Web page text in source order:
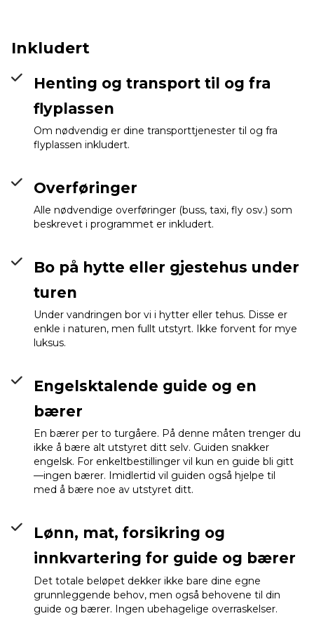
Inkludert
Henting og transport til og fra
flyplassen
Om nødvendig er dine transporttjenester til og fra
flyplassen inkludert.
Overføringer
Alle nødvendige overføringer (buss, taxi, fly osv.) som
beskrevet i programmet er inkludert.
Bo på hytte eller gjestehus under
turen
Under vandringen bor vi i hytter eller tehus. Disse er
enkle i naturen, men fullt utstyrt. Ikke forvent for mye
luksus.
Engelsktalende guide og en
bærer
En bærer per to turgåere. På denne måten trenger du
ikke å bære alt utstyret ditt selv. Guiden snakker
engelsk. For enkeltbestillinger vil kun en guide bli gitt
—ingen bærer. Imidlertid vil guiden også hjelpe til
med å bære noe av utstyret ditt.
Lønn, mat, forsikring og
innkvartering for guide og bærer
Det totale beløpet dekker ikke bare dine egne
grunnleggende behov, men også behovene til din
guide og bærer. Ingen ubehagelige overraskelser.